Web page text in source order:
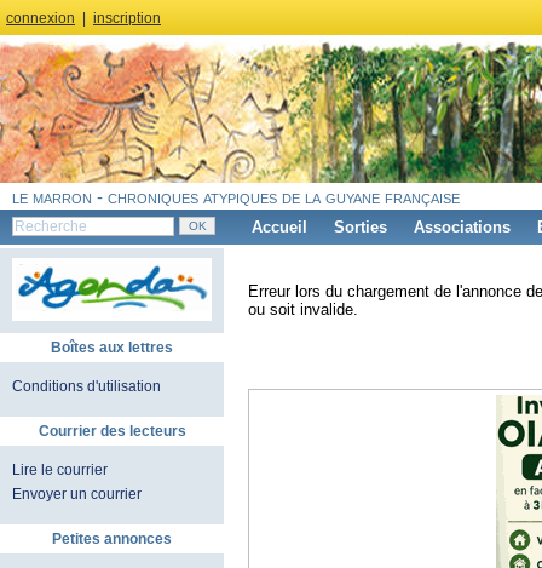
connexion inscription
le marron - chroniques atypiques de la guyane française
Accueil Sorties Associations
Boîtes aux lettres
Conditions d'utilisation
Courrier des lecteurs
Lire le courrier
Envoyer un courrier
Petites annonces
Erreur lors du chargement de l'annonce
ou soit invalide.